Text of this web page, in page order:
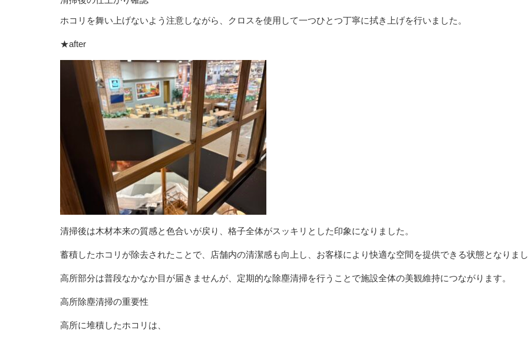
ホコリを舞い上げないよう注意しながら、クロスを使用して一つひとつ丁寧に拭き上げを行いました。
★after
清掃後は木材本来の質感と色合いが戻り、格子全体がスッキリとした印象になりました。
蓄積したホコリが除去されたことで、店舗内の清潔感も向上し、お客様により快適な空間を提供できる状態となりま
高所部分は普段なかなか目が届きませんが、定期的な除塵清掃を行うことで施設全体の美観維持につながります。
高所除塵清掃の重要性
高所に堆積したホコリは、